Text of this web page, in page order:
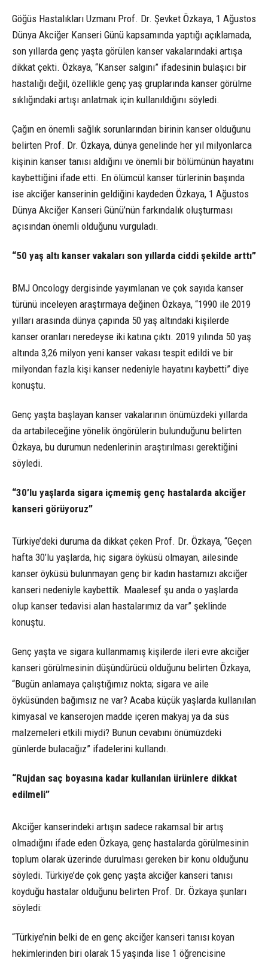
Göğüs Hastalıkları Uzmanı Prof. Dr. Şevket Özkaya, 1 Ağustos
Dünya Akciğer Kanseri Günü kapsamında yaptığı açıklamada,
son yıllarda genç yaşta görülen kanser vakalarındaki artışa
dikkat çekti. Özkaya, “Kanser salgını” ifadesinin bulaşıcı bir
hastalığı değil, özellikle genç yaş gruplarında kanser görülme
sıklığındaki artışı anlatmak için kullanıldığını söyledi.
Çağın en önemli sağlık sorunlarından birinin kanser olduğunu
belirten Prof. Dr. Özkaya, dünya genelinde her yıl milyonlarca
kişinin kanser tanısı aldığını ve önemli bir bölümünün hayatını
kaybettiğini ifade etti. En ölümcül kanser türlerinin başında
ise akciğer kanserinin geldiğini kaydeden Özkaya, 1 Ağustos
Dünya Akciğer Kanseri Günü’nün farkındalık oluşturması
açısından önemli olduğunu vurguladı.
“50 yaş altı kanser vakaları son yıllarda ciddi şekilde arttı”
BMJ Oncology dergisinde yayımlanan ve çok sayıda kanser
türünü inceleyen araştırmaya değinen Özkaya, “1990 ile 2019
yılları arasında dünya çapında 50 yaş altındaki kişilerde
kanser oranları neredeyse iki katına çıktı. 2019 yılında 50 yaş
altında 3,26 milyon yeni kanser vakası tespit edildi ve bir
milyondan fazla kişi kanser nedeniyle hayatını kaybetti” diye
konuştu.
Genç yaşta başlayan kanser vakalarının önümüzdeki yıllarda
da artabileceğine yönelik öngörülerin bulunduğunu belirten
Özkaya, bu durumun nedenlerinin araştırılması gerektiğini
söyledi.
“30’lu yaşlarda sigara içmemiş genç hastalarda akciğer
kanseri görüyoruz”
Türkiye’deki duruma da dikkat çeken Prof. Dr. Özkaya, “Geçen
hafta 30’lu yaşlarda, hiç sigara öyküsü olmayan, ailesinde
kanser öyküsü bulunmayan genç bir kadın hastamızı akciğer
kanseri nedeniyle kaybettik. Maalesef şu anda o yaşlarda
olup kanser tedavisi alan hastalarımız da var” şeklinde
konuştu.
Genç yaşta ve sigara kullanmamış kişilerde ileri evre akciğer
kanseri görülmesinin düşündürücü olduğunu belirten Özkaya,
“Bugün anlamaya çalıştığımız nokta; sigara ve aile
öyküsünden bağımsız ne var? Acaba küçük yaşlarda kullanılan
kimyasal ve kanserojen madde içeren makyaj ya da süs
malzemeleri etkili miydi? Bunun cevabını önümüzdeki
günlerde bulacağız” ifadelerini kullandı.
“Rujdan saç boyasına kadar kullanılan ürünlere dikkat
edilmeli”
Akciğer kanserindeki artışın sadece rakamsal bir artış
olmadığını ifade eden Özkaya, genç hastalarda görülmesinin
toplum olarak üzerinde durulması gereken bir konu olduğunu
söyledi. Türkiye’de çok genç yaşta akciğer kanseri tanısı
koyduğu hastalar olduğunu belirten Prof. Dr. Özkaya şunları
söyledi:
“Türkiye’nin belki de en genç akciğer kanseri tanısı koyan
hekimlerinden biri olarak 15 yaşında lise 1 öğrencisine